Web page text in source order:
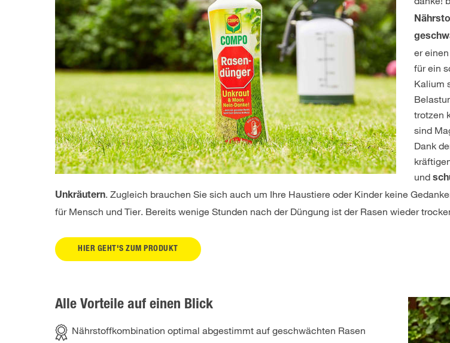
er
für ein
Kalium
trotzen
sind
Dank
und
Unkräutern. Zugleich brauchen Sie sich auch um Ihre Haustiere oder Kinder keine
für Mensch und Tier. Bereits wenige Stunden nach der Düngung ist der Rasen wieder
HIER GEHT'S ZUM PRODUKT
Alle Vorteile auf einen Blick
Nährstoffkombination optimal abgestimmt auf geschwächten Rasen